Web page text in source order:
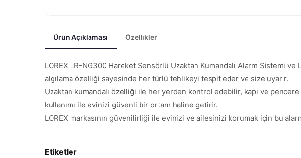
Ürün Açıklaması Özellikler
LOREX LR-NG300 Hareket Sensörlü Uzaktan Kumandalı Alarm Sistemi
algılama özelliği sayesinde her türlü tehlikeyi tespit eder ve size uyarır.
Uzaktan kumandalı özelliği ile her yerden kontrol edebilir, kapı ve
kullanımı ile evinizi güvenli bir ortam haline getirir.
LOREX markasının güvenilirliği ile evinizi ve ailesinizi korumak için bu
Etiketler